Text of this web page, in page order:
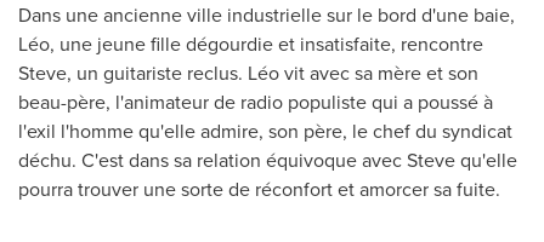
Dans une ancienne ville industrielle sur le bord d'une baie,
Léo, une jeune fille dégourdie et insatisfaite, rencontre
Steve, un guitariste reclus. Léo vit avec sa mère et son
beau-père, l'animateur de radio populiste qui a poussé à
l'exil l'homme qu'elle admire, son père, le chef du syndicat
déchu. C'est dans sa relation équivoque avec Steve qu'elle
pourra trouver une sorte de réconfort et amorcer sa fuite.